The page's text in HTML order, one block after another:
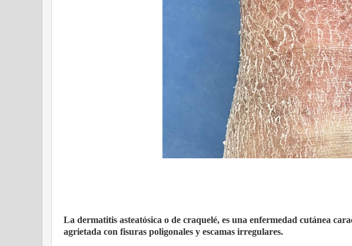
La dermatitis asteatósica o de craquelé, es una enfermedad cutánea
agrietada con fisuras poligonales y escamas irregulares.